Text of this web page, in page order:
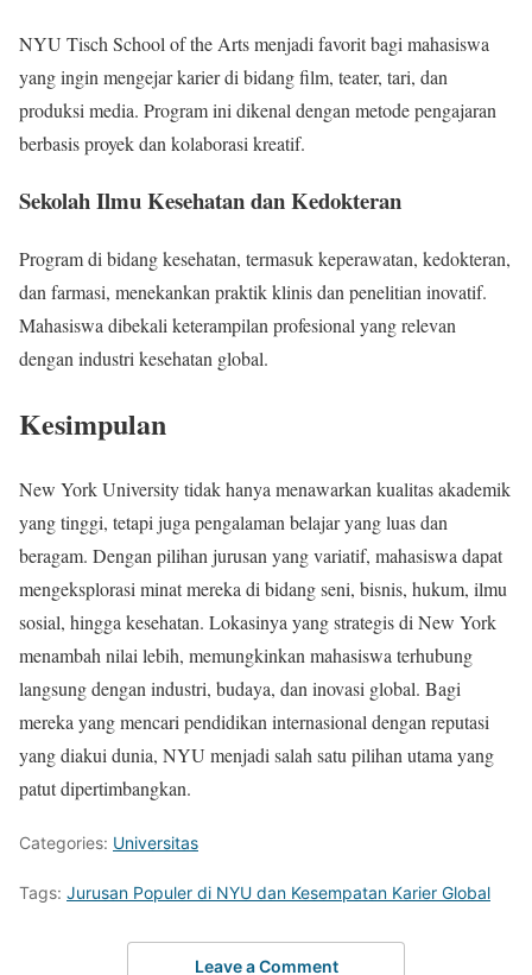
NYU Tisch School of the Arts menjadi favorit bagi mahasiswa
yang ingin mengejar karier di bidang film, teater, tari, dan
produksi media. Program ini dikenal dengan metode pengajaran
berbasis proyek dan kolaborasi kreatif.
Sekolah Ilmu Kesehatan dan Kedokteran
Program di bidang kesehatan, termasuk keperawatan, kedokteran,
dan farmasi, menekankan praktik klinis dan penelitian inovatif.
Mahasiswa dibekali keterampilan profesional yang relevan
dengan industri kesehatan global.
Kesimpulan
New York University tidak hanya menawarkan kualitas akademik
yang tinggi, tetapi juga pengalaman belajar yang luas dan
beragam. Dengan pilihan jurusan yang variatif, mahasiswa dapat
mengeksplorasi minat mereka di bidang seni, bisnis, hukum, ilmu
sosial, hingga kesehatan. Lokasinya yang strategis di New York
menambah nilai lebih, memungkinkan mahasiswa terhubung
langsung dengan industri, budaya, dan inovasi global. Bagi
mereka yang mencari pendidikan internasional dengan reputasi
yang diakui dunia, NYU menjadi salah satu pilihan utama yang
patut dipertimbangkan.
Categories: Universitas
Tags: Jurusan Populer di NYU dan Kesempatan Karier Global
Leave a Comment